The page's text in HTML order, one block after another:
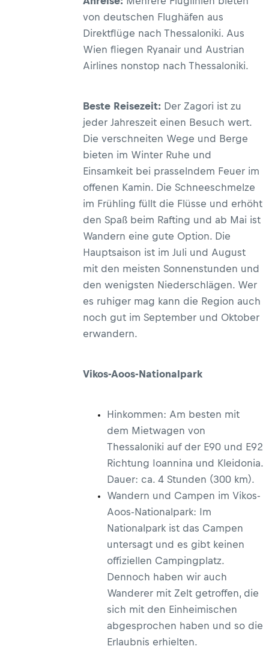
von deutschen Flughäfen aus
Direktflüge nach Thessaloniki. Aus
Wien fliegen Ryanair und Austrian
Airlines nonstop nach Thessaloniki.
Beste Reisezeit: Der Zagori ist zu
jeder Jahreszeit einen Besuch wert.
Die verschneiten Wege und Berge
bieten im Winter Ruhe und
Einsamkeit bei prasselndem Feuer im
offenen Kamin. Die Schneeschmelze
im Frühling füllt die Flüsse und erhöht
den Spaß beim Rafting und ab Mai ist
Wandern eine gute Option. Die
Hauptsaison ist im Juli und August
mit den meisten Sonnenstunden und
den wenigsten Niederschlägen. Wer
es ruhiger mag kann die Region auch
noch gut im September und Oktober
erwandern.
Vikos-Aoos-Nationalpark
Hinkommen: Am besten mit
dem Mietwagen von
Thessaloniki auf der E90 und E92
Richtung Ioannina und Kleidonia.
Dauer: ca. 4 Stunden (300 km).
Wandern und Campen im Vikos-
Aoos-Nationalpark: Im
Nationalpark ist das Campen
untersagt und es gibt keinen
offiziellen Campingplatz.
Dennoch haben wir auch
Wanderer mit Zelt getroffen, die
sich mit den Einheimischen
abgesprochen haben und so die
Erlaubnis erhielten.